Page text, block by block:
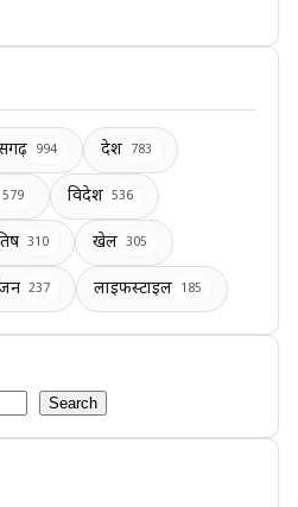
994 देश 783
579 विदेश 536
310 खेल 305
237 लाइफस्टाइल 185
Search